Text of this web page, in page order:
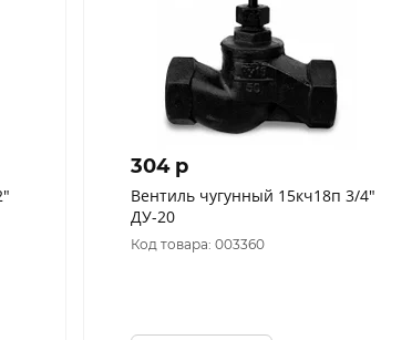
304 p
Вентиль чугунный 15кч18п 3/4"
ДУ-20
Код товара: 003360